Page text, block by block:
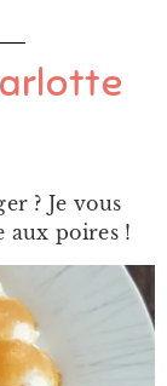
? Je vous
aux poires !